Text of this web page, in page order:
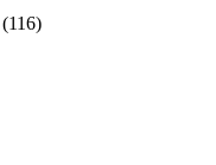
(116)